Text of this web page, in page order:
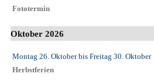
Fototermin
Oktober 2026
Montag 26. Oktoberbis Freitag 30. Oktober
Herbstferien